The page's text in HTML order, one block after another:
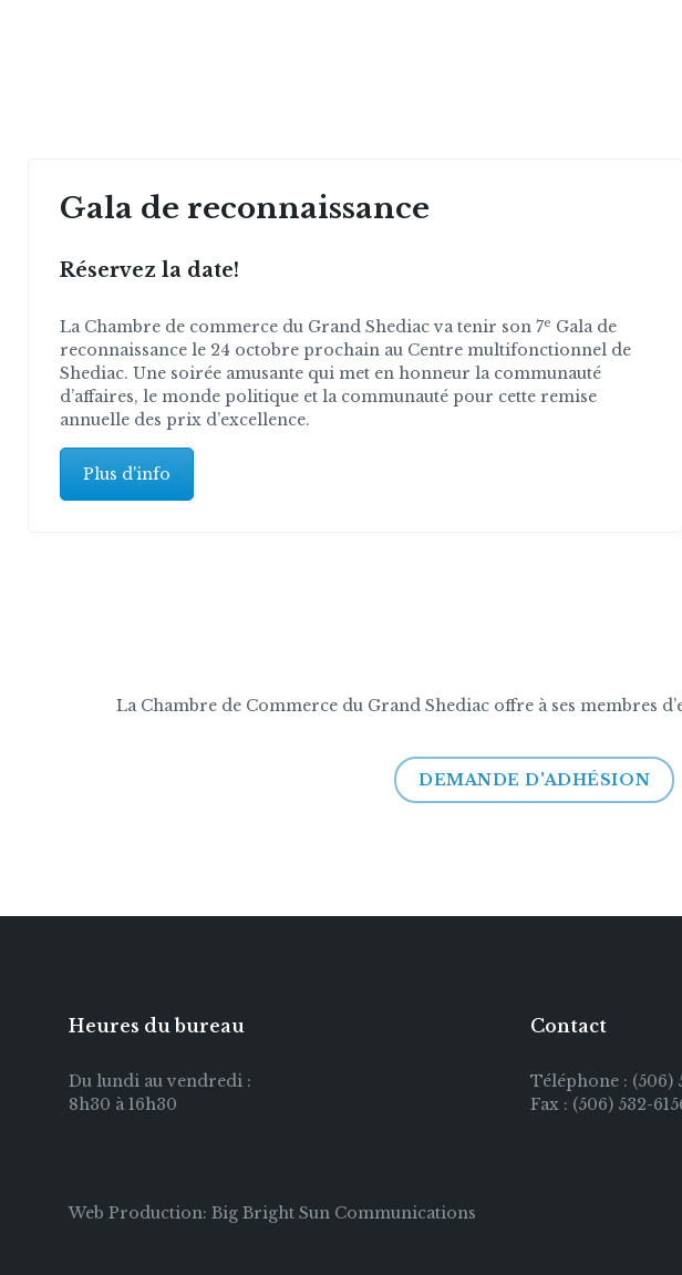
Gala de reconnaissance
Réservez la date!
La Chambre de commerce du Grand Shediac va tenir son 7e Gala de
reconnaissance le 24 octobre prochain au Centre multifonctionnel de
Shediac. Une soirée amusante qui met en honneur la communauté
d’affaires, le monde politique et la communauté pour cette remise
annuelle des prix d’excellence.
Plus d'info
La Chambre de Commerce du Grand Shediac offre à ses membres
DEMANDE D'ADHÉSION
Heures du bureau
Du lundi au vendredi :
8h30 à 16h30
Contact
Téléphone : (506)
Fax : (506) 532-
Web Production: Big Bright Sun Communications